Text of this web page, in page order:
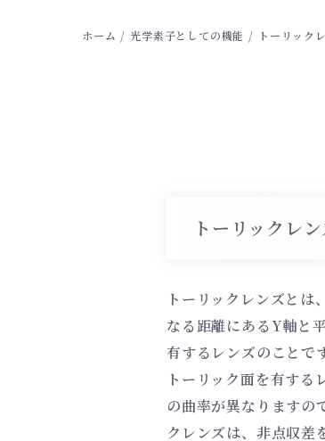
ホーム / 光学素子としての機能 / トーリック
トーリックレ
トーリックレンズと
なる距離にあるY軸と
有するレンズのことで
トーリック面を有す
の曲率が異なりますの
クレンズは、非点収差